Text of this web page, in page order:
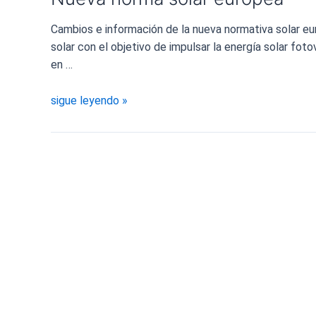
Cambios e información de la nueva normativa solar
solar con el objetivo de impulsar la energía solar
en …
Nueva
solar
sigue leyendo »